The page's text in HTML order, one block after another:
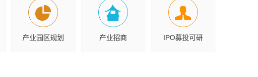
产业园区规划 产业招商 IPO募投可研